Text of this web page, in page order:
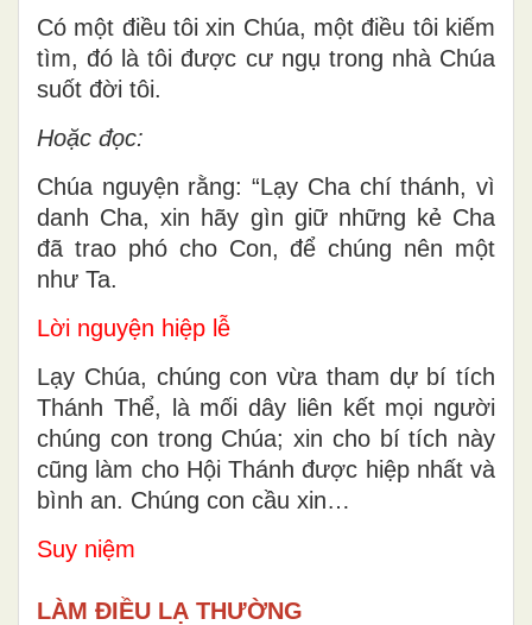
Có một điều tôi xin Chúa, một điều tôi kiếm
tìm, đó là tôi được cư ngụ trong nhà Chúa
suốt đời tôi.
Hoặc đọc:
Chúa nguyện rằng: “Lạy Cha chí thánh, vì
danh Cha, xin hãy gìn giữ những kẻ Cha
đã trao phó cho Con, để chúng nên một
như Ta.
Lời nguyện hiệp lễ
Lạy Chúa, chúng con vừa tham dự bí tích
Thánh Thể, là mối dây liên kết mọi người
chúng con trong Chúa; xin cho bí tích này
cũng làm cho Hội Thánh được hiệp nhất và
bình an. Chúng con cầu xin…
Suy niệm
LÀM ĐIỀU LẠ THƯỜNG